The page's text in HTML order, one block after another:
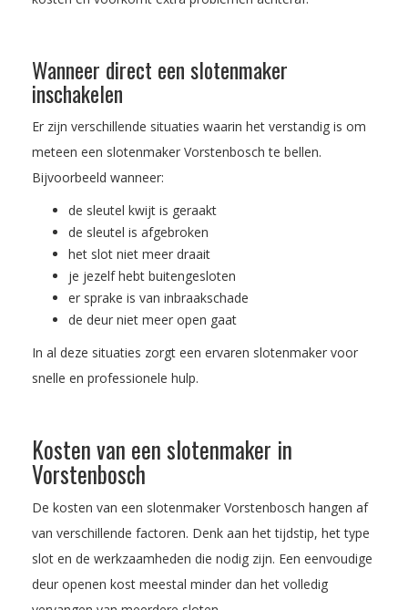
Wanneer direct een slotenmaker
inschakelen
Er zijn verschillende situaties waarin het verstandig is om
meteen een slotenmaker Vorstenbosch te bellen.
Bijvoorbeeld wanneer:
de sleutel kwijt is geraakt
de sleutel is afgebroken
het slot niet meer draait
je jezelf hebt buitengesloten
er sprake is van inbraakschade
de deur niet meer open gaat
In al deze situaties zorgt een ervaren slotenmaker voor
snelle en professionele hulp.
Kosten van een slotenmaker in
Vorstenbosch
De kosten van een slotenmaker Vorstenbosch hangen af
van verschillende factoren. Denk aan het tijdstip, het type
slot en de werkzaamheden die nodig zijn. Een eenvoudige
deur openen kost meestal minder dan het volledig